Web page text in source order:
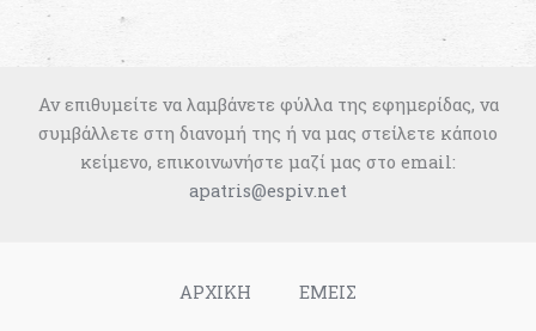
Αν επιθυμείτε να λαμβάνετε φύλλα της εφημερίδας, να
συμβάλλετε στη διανομή της ή να μας στείλετε κάποιο
κείμενο, επικοινωνήστε μαζί μας στο email:
apatris@espiv.net
ΑΡΧΙΚΗ ΕΜΕΙΣ